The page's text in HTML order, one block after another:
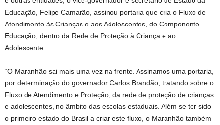
Educação, Felipe Camarão, assinou portaria que cria o Fluxo de
Atendimento às Crianças e aos Adolescentes, do Componente
Educação, dentro da Rede de Proteção à Criança e ao
Adolescente.
“O Maranhão sai mais uma vez na frente. Assinamos uma portaria,
por determinação do governador Carlos Brandão, tratando sobre o
Fluxo de Atendimento e Proteção, da rede de proteção de crianças
e adolescentes, no âmbito das escolas estaduais. Além se ter sido
o primeiro estado do Brasil a criar este fluxo, o Maranhão também